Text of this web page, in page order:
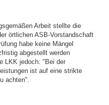
Arbeit stellte die
örtlichen ASB-Vorstandschaft
habe keine Mängel
abgestellt werden
LKK jedoch: "Bei der
ist auf eine strikte
achten".